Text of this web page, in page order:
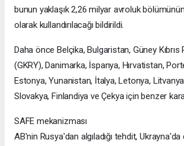
bunun yaklaşık 2,26 milyar avroluk
olarak kullandırılacağı bildirildi.
Daha önce Belçika, Bulgaristan, Güney
(GKRY), Danimarka, İspanya, Hırvatistan,
Estonya, Yunanistan, İtalya, Letonya,
Slovakya, Finlandiya ve Çekya için benzer
SAFE mekanizması
AB'nin Rusya'dan algıladığı tehdit,